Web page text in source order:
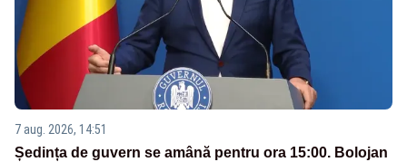
7 aug. 2026, 14:51
Ședința de guvern se amână pentru ora 15:00. Bolojan